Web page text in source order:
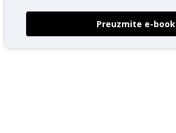
Preuzmite e-book